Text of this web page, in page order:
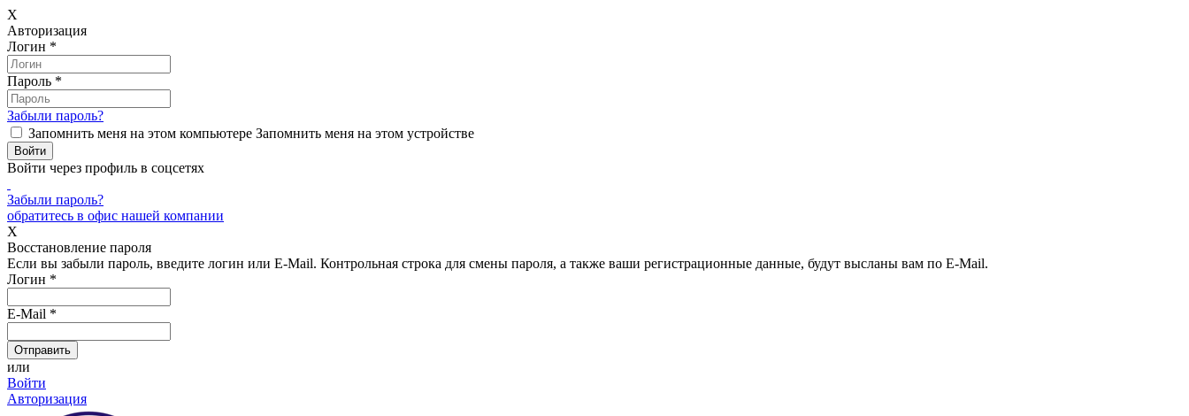
X
Авторизация
Логин *
Пароль *
Забыли пароль?
Запомнить меня на этом компьютере Запомнить меня на этом устройстве
Войти через профиль в соцсетях
Забыли пароль?
обратитесь в офис нашей компании
X
Восстановление пароля
Если вы забыли пароль, введите логин или E-Mail. Контрольная строка для смены пароля, а также ваши регистрационные данные, будут высланы вам по E-Mail.
Логин *
E-Mail *
или
Войти
Авторизация